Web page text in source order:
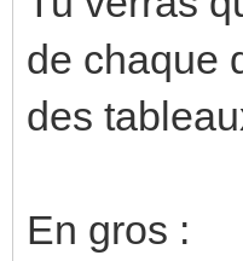
de chaque
des
En gros :